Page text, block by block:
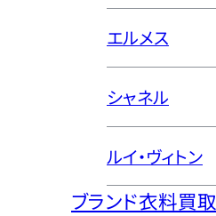
エルメス
シャネル
ルイ・ヴィトン
ブランド衣料買取